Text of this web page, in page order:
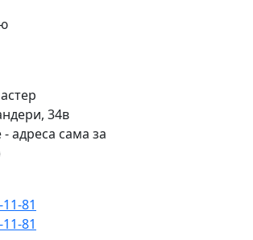
34в
- адреса сама за
81
81